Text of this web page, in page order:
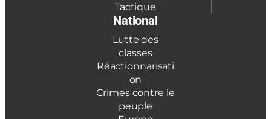
Tactique
National
Lutte des
classes
Réactionnarisati
on
Crimes contre le
peuple